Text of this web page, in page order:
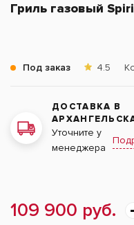
Гриль газовый
Под заказ 4.5
ДОСТАВКА В
Уточните у
менеджера
109 900 руб.